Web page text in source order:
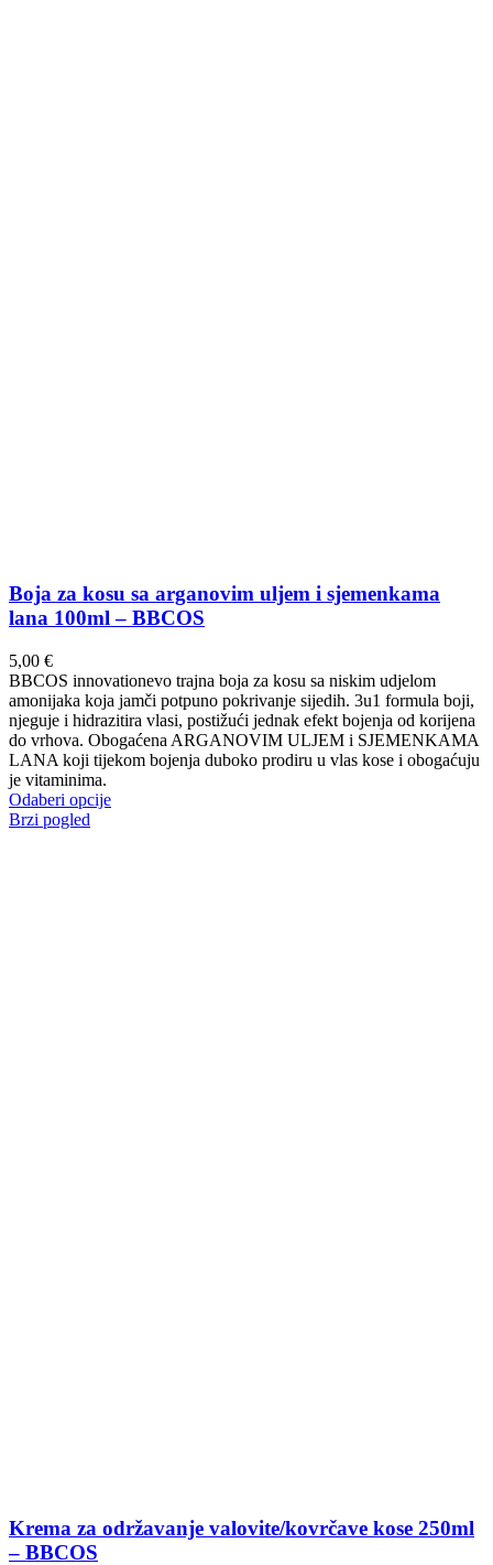
Boja za kosu sa arganovim uljem i sjemenkama
lana 100ml – BBCOS
5,00 €
BBCOS innovationevo trajna boja za kosu sa niskim udjelom
amonijaka koja jamči potpuno pokrivanje sijedih. 3u1 formula boji,
njeguje i hidrazitira vlasi, postižući jednak efekt bojenja od korijena
do vrhova. Obogaćena ARGANOVIM ULJEM i SJEMENKAMA
LANA koji tijekom bojenja duboko prodiru u vlas kose i obogaćuju
je vitaminima.
Odaberi opcijeOvaj
Brzi pogled
Krema za održavanje valovite/kovrčave kose 250ml
– BBCOS